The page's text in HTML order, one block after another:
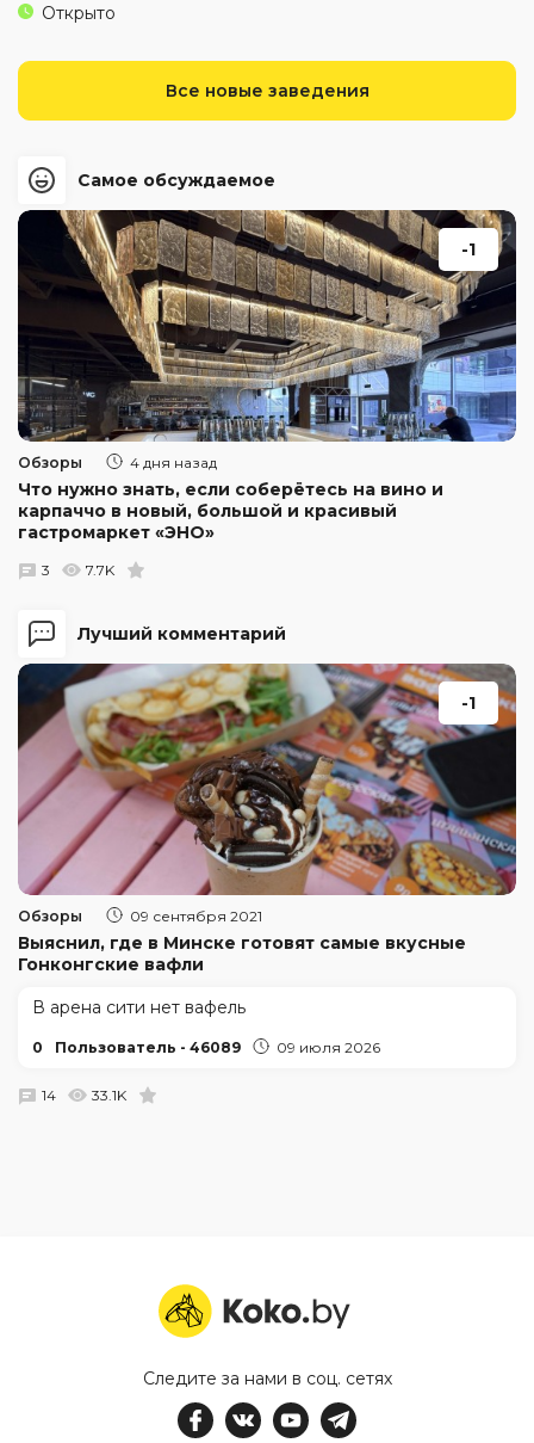
Открыто
Все новые заведения
Лучший комментарий
-1
Обзоры 09 сентября 2021
Выяснил, где в Минске готовят самые вкусные
Гонконгские вафли
В арена сити нет вафель
0 Пользователь - 46089 09 июля 2026
14 33.1K
Самое обсуждаемое
-1
Обзоры 4 дня назад
Что нужно знать, если соберётесь на вино и
карпаччо в новый, большой и красивый
гастромаркет «ЭНО»
3 7.7K
Следите за нами в соц. сетях